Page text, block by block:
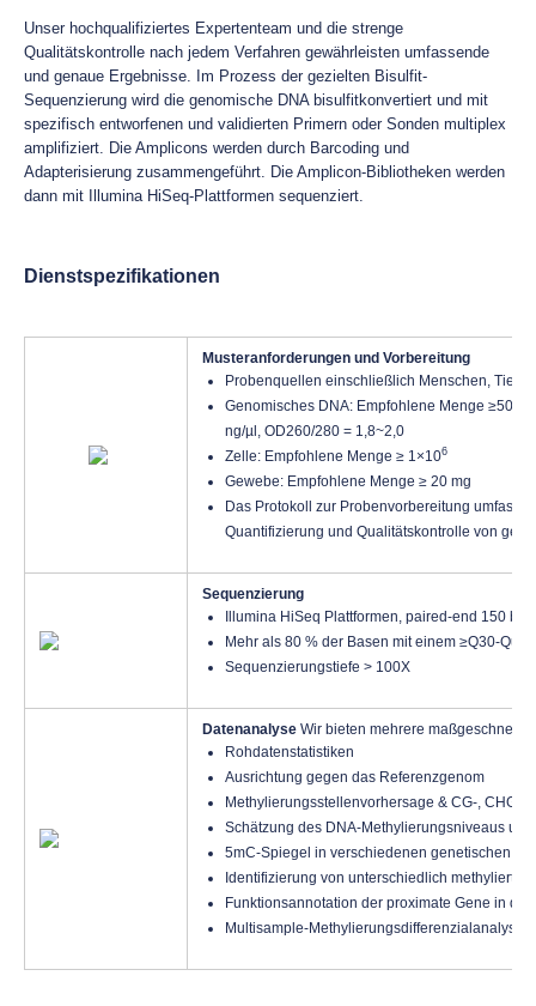
Unser hochqualifiziertes Expertenteam und die strenge
Qualitätskontrolle nach jedem Verfahren gewährleisten umfassende
und genaue Ergebnisse. Im Prozess der gezielten Bisulfit-
Sequenzierung wird die genomische DNA bisulfitkonvertiert und mit
spezifisch entworfenen und validierten Primern oder Sonden multiplex
amplifiziert. Die Amplicons werden durch Barcoding und
Adapterisierung zusammengeführt. Die Amplicon-Bibliotheken werden
dann mit Illumina HiSeq-Plattformen sequenziert.
Dienstspezifikationen
Musteranforderungen und Vorbereitung
Probenquellen einschließlich Menschen,
Genomisches DNA: Empfohlene Menge ≥500
ng/µl, OD260/280 = 1,8~2,0
Zelle: Empfohlene Menge ≥ 1×106
Gewebe: Empfohlene Menge ≥ 20 mg
Das Protokoll zur Probenvorbereitung umfasst
Quantifizierung und Qualitätskontrolle von
Sequenzierung
Illumina HiSeq Plattformen, paired-end 150 bp
Mehr als 80 % der Basen mit einem ≥Q30-
Sequenzierungstiefe > 100X
Datenanalyse Wir bieten mehrere
Rohdatenstatistiken
Ausrichtung gegen das Referenzgenom
Methylierungsstellenvorhersage & CG-, CHG-,
Schätzung des DNA-Methylierungsniveaus
5mC-Spiegel in verschiedenen genetischen
Identifizierung von unterschiedlich
Funktionsannotation der proximate Gene in
Multisample-Methylierungsdifferenzialanalyse